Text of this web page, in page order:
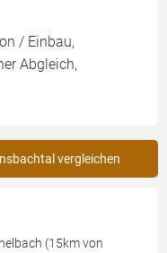
/ Einbau,
Abgleich,
vergleichen
(15km von